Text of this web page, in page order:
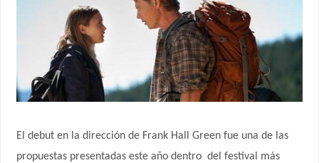
El debut en la dirección de Frank Hall Green fue una de las
propuestas presentadas este año dentro del festival más